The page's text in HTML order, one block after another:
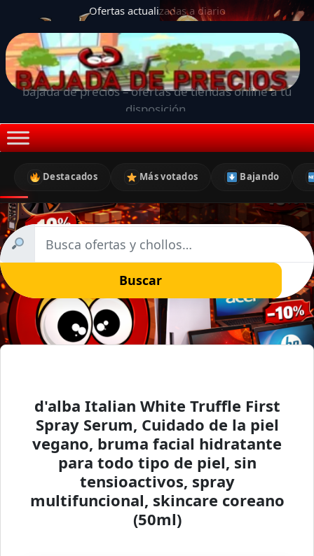
Ofertas actualizadas a diario
bajada de precios – ofertas de tiendas online a tu
disposición.
Destacados Más votados Bajando
Buscar
d'alba Italian White Truffle First
Spray Serum, Cuidado de la piel
vegano, bruma facial hidratante
para todo tipo de piel, sin
tensioactivos, spray
multifuncional, skincare coreano
(50ml)